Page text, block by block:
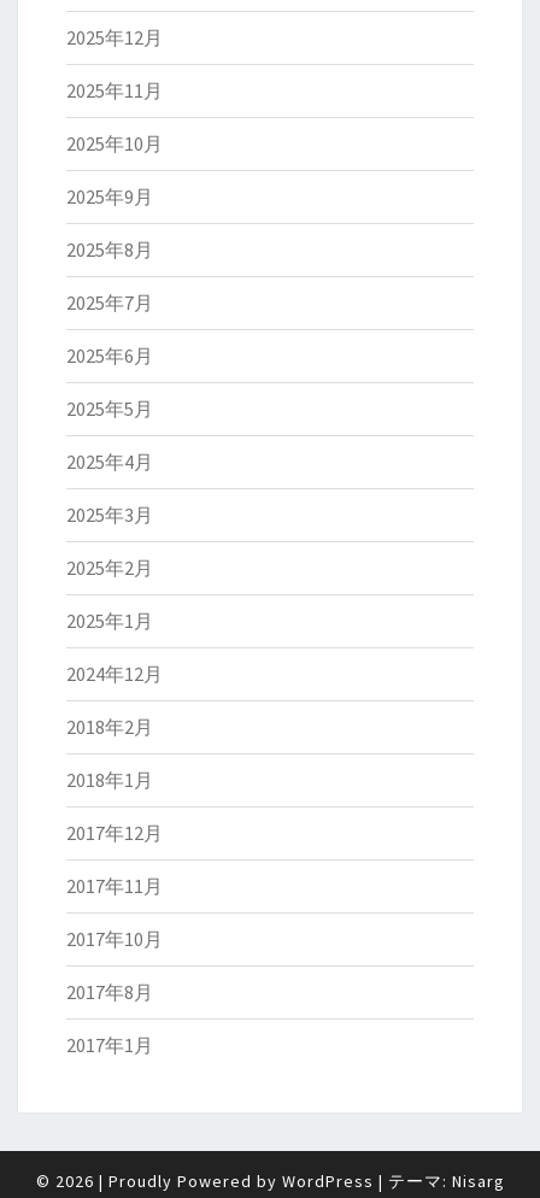
2025年12月
2025年11月
2025年10月
2025年9月
2025年8月
2025年7月
2025年6月
2025年5月
2025年4月
2025年3月
2025年2月
2025年1月
2024年12月
2018年2月
2018年1月
2017年12月
2017年11月
2017年10月
2017年8月
2017年1月
© 2026 | Proudly Powered by WordPress | テーマ: Nisarg